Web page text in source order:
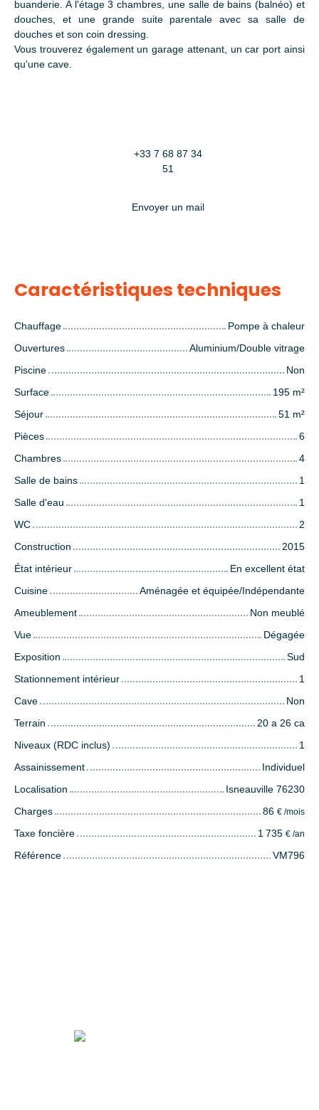
buanderie. A l'étage 3 chambres, une salle de bains (balnéo) et
douches, et une grande suite parentale avec sa salle de
douches et son coin dressing.
Vous trouverez également un garage attenant, un car port ainsi
qu'une cave.
+33 7 68 87 34
51
Envoyer un mail
Caractéristiques techniques
Chauffage
Pompe à chaleur
Ouvertures
Aluminium/Double vitrage
Piscine
Non
Surface
195 m²
Séjour
51 m²
Pièces
6
Chambres
4
Salle de bains
1
Salle d'eau
1
WC
2
Construction
2015
État intérieur
En excellent état
Cuisine
Aménagée et équipée/Indépendante
Ameublement
Non meublé
Vue
Dégagée
Exposition
Sud
Stationnement intérieur
1
Cave
Non
Terrain
20 a 26 ca
Niveaux (RDC inclus)
1
Assainissement
Individuel
Localisation
Isneauville 76230
Charges
86 € /mois
Taxe foncière 1 735 € /an
Référence VM796